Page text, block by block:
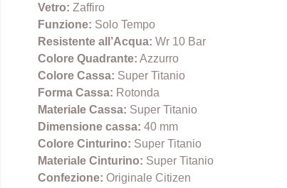
Vetro: Zaffiro
Funzione: Solo Tempo
Resistente all’Acqua: Wr 10 Bar
Colore Quadrante: Azzurro
Colore Cassa: Super Titanio
Forma Cassa: Rotonda
Materiale Cassa: Super Titanio
Dimensione cassa: 40 mm
Colore Cinturino: Super Titanio
Materiale Cinturino: Super Titanio
Confezione: Originale Citizen